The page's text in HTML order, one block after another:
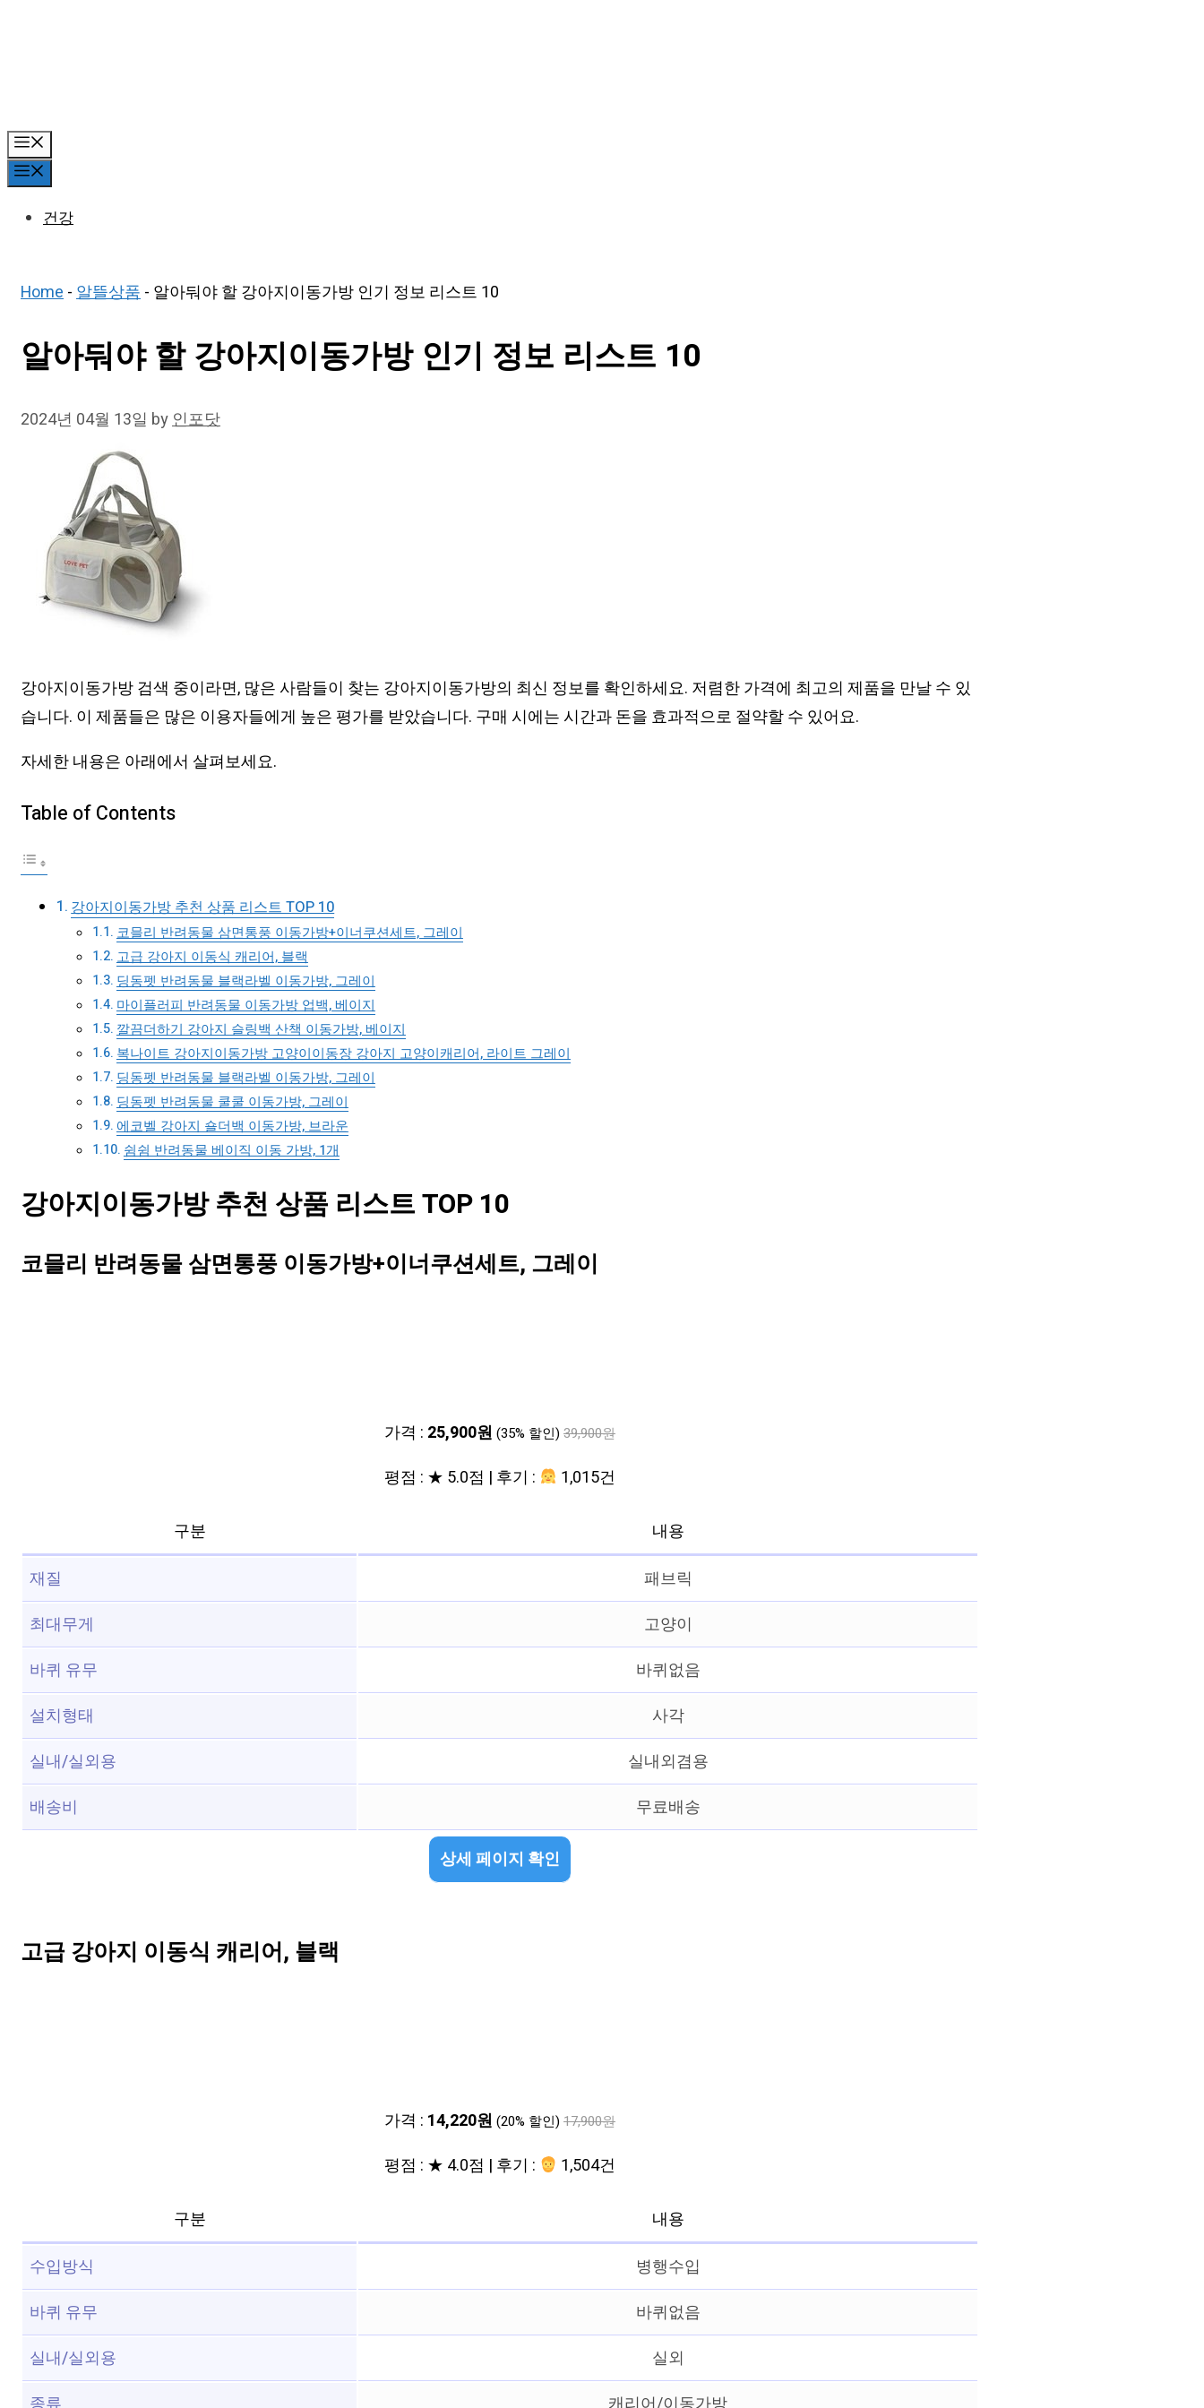
건강
Home-알뜰상품- 알아둬야 할 강아지이동가방 인기 정보 리스트 10
알아둬야 할 강아지이동가방 인기 정보 리스트 10
2024년 04월 13일 by인포닷
강아지이동가방 검색 중이라면, 많은 사람들이 찾는 강아지이동가방의 최신 정보를 확인하세요. 저렴한 가격에 최고의 제품을 만날 수 있
습니다. 이 제품들은 많은 이용자들에게 높은 평가를 받았습니다. 구매 시에는 시간과 돈을 효과적으로 절약할 수 있어요.
자세한 내용은 아래에서 살펴보세요.
Table of Contents
강아지이동가방 추천 상품 리스트 TOP 10
코믈리 반려동물 삼면통풍 이동가방+이너쿠션세트, 그레이
고급 강아지 이동식 캐리어, 블랙
딩동펫 반려동물 블랙라벨 이동가방, 그레이
마이플러피 반려동물 이동가방 업백, 베이지
깔끔더하기 강아지 슬링백 산책 이동가방, 베이지
복나이트 강아지이동가방 고양이이동장 강아지 고양이캐리어, 라이트 그레이
딩동펫 반려동물 블랙라벨 이동가방, 그레이
딩동펫 반려동물 쿨쿨 이동가방, 그레이
에코벨 강아지 숄더백 이동가방, 브라운
쉼쉼 반려동물 베이직 이동 가방, 1개
강아지이동가방 추천 상품 리스트 TOP 10
코믈리 반려동물 삼면통풍 이동가방+이너쿠션세트, 그레이
가격 : 25,900원 (35% 할인) 39,900원
평점 : ★ 5.0점 | 후기 : 1,015건
구분
내용
재질
패브릭
최대무게
고양이
바퀴 유무
바퀴없음
설치형태
사각
실내/실외용
실내외겸용
배송비
무료배송
상세 페이지 확인
고급 강아지 이동식 캐리어, 블랙
가격 : 14,220원 (20% 할인) 17,900원
평점 : ★ 4.0점 | 후기 : 1,504건
구분
내용
수입방식
병행수입
바퀴 유무
바퀴없음
실내/실외용
실외